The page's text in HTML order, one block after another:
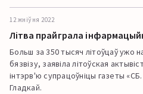
12 жніўня 2022
Літва прайграла
Больш за 350 тысяч літоўцаў ужо
бязвізу, заявіла літоўская
інтэрв'ю супрацоўніцы газеты
Гладкай.